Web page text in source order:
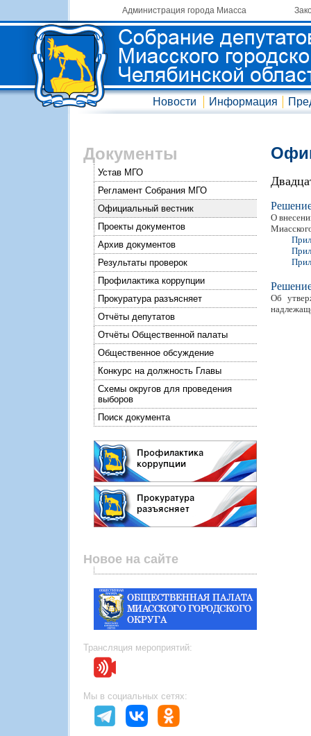
Администрация города Миасса
Новости Информация
Документы
Устав МГО
Регламент Собрания МГО
Официальный вестник
Проекты документов
Архив документов
Результаты проверок
Профилактика коррупции
Прокуратура разъясняет
Отчёты депутатов
Отчёты Общественной палаты
Общественное обсуждение
Конкурс на должность Главы
Схемы округов для проведения
выборов
Поиск документа
Новое на сайте
Трансляция мероприятий:
Мы в социальных сетях:
О
Об